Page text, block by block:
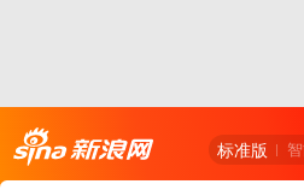
标准版